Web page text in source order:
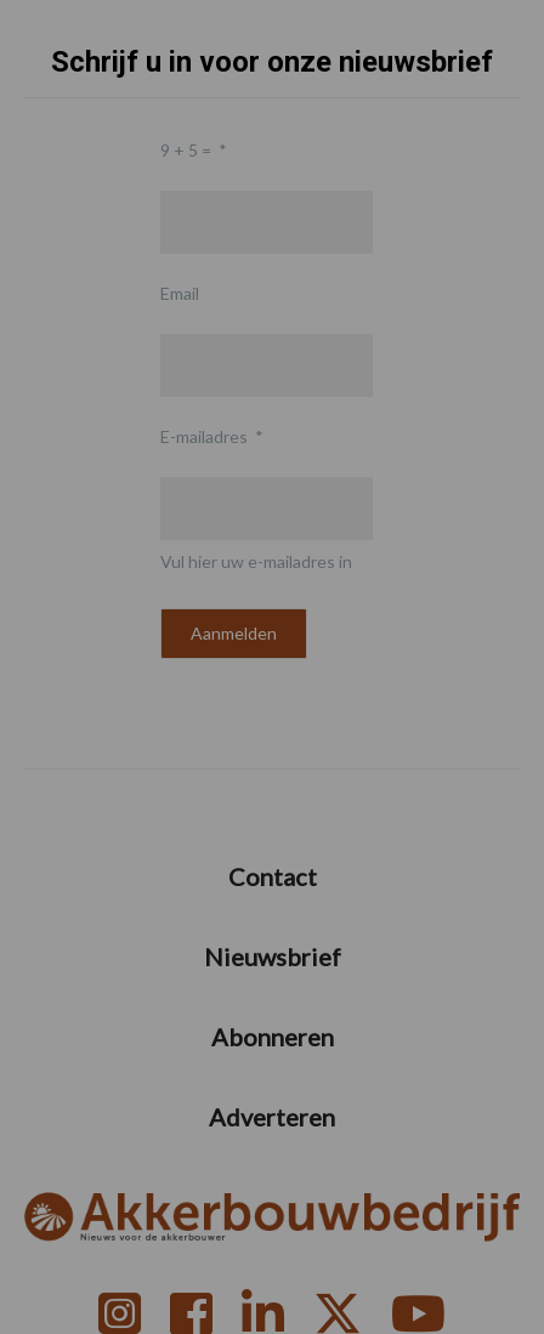
Schrijf u in voor onze nieuwsbrief
9 + 5 = *
Email
E-mailadres *
Vul hier uw e-mailadres in
Contact
Nieuwsbrief
Abonneren
Adverteren